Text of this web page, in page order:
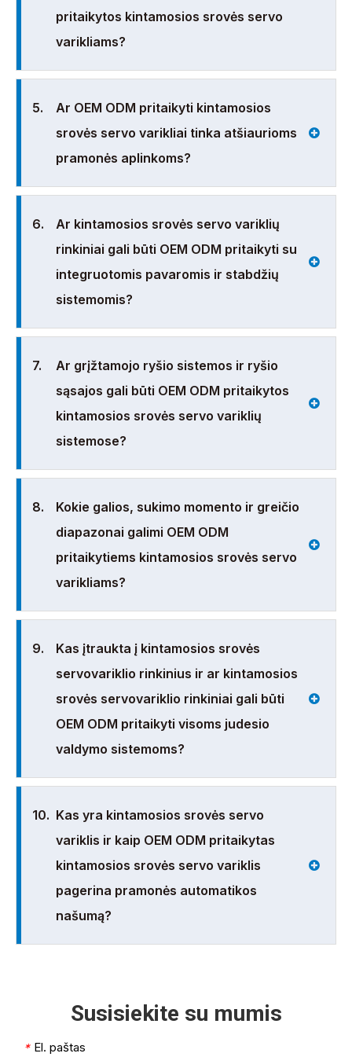
pritaikytos kintamosios srovės servo
varikliams?
5.
Ar OEM ODM pritaikyti kintamosios
srovės servo varikliai tinka atšiaurioms
pramonės aplinkoms?
6.
Ar kintamosios srovės servo variklių
rinkiniai gali būti OEM ODM pritaikyti su
integruotomis pavaromis ir stabdžių
sistemomis?
7.
Ar grįžtamojo ryšio sistemos ir ryšio
sąsajos gali būti OEM ODM pritaikytos
kintamosios srovės servo variklių
sistemose?
8.
Kokie galios, sukimo momento ir greičio
diapazonai galimi OEM ODM
pritaikytiems kintamosios srovės servo
varikliams?
9.
Kas įtraukta į kintamosios srovės
servovariklio rinkinius ir ar kintamosios
srovės servovariklio rinkiniai gali būti
OEM ODM pritaikyti visoms judesio
valdymo sistemoms?
10. Kas yra kintamosios srovės servo
variklis ir kaip OEM ODM pritaikytas
kintamosios srovės servo variklis
pagerina pramonės automatikos
našumą?
Susisiekite su mumis
* El. paštas